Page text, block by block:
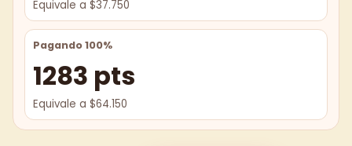
Equivale a $37.750
Pagando 100%
1283 pts
Equivale a $64.150